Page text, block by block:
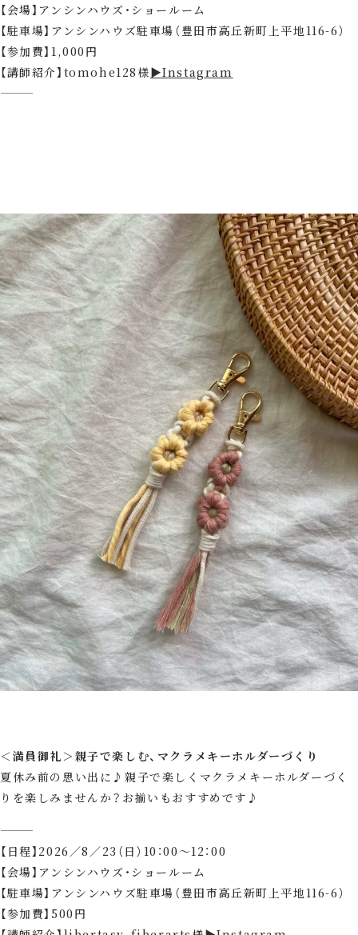
【会場】アンシンハウズ・ショールーム
【駐車場】アンシンハウズ駐車場（豊田市高丘新町上平地116-6）
【参加費】1,000円
【講師紹介】tomohe128様▶Instagram
⸻
＜満員御礼＞親子で楽しむ、マクラメキーホルダーづくり
夏休み前の思い出に♪親子で楽しくマクラメキーホルダーづく
りを楽しみませんか？お揃いもおすすめです♪
⸻
【日程】2026／8／23（日）10：00～12：00
【会場】アンシンハウズ・ショールーム
【駐車場】アンシンハウズ駐車場（豊田市高丘新町上平地116-6）
【参加費】500円